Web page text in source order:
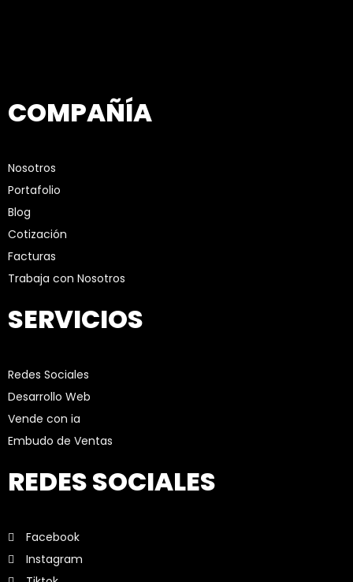
COMPAÑÍA
Nosotros
Portafolio
Blog
Cotización
Facturas
Trabaja con Nosotros
SERVICIOS
Redes Sociales
Desarrollo Web
Vende con ia
Embudo de Ventas
REDES SOCIALES
Facebook
Instagram